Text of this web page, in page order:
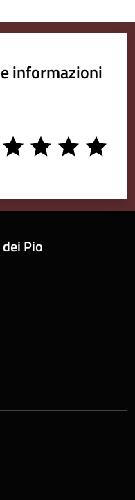
informazioni
5
stars
4
stars
3
stars
2
stars
Pio